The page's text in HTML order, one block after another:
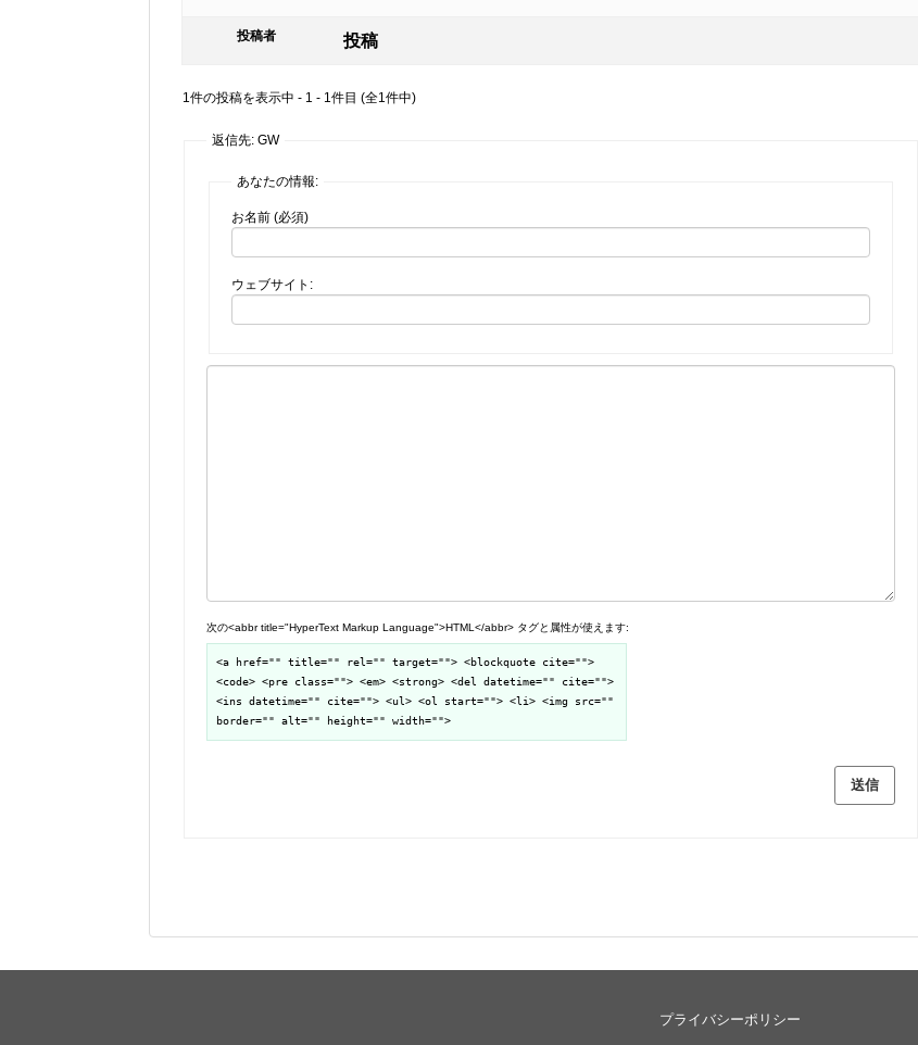
投稿者 投稿
1件の投稿を表示中 - 1 - 1件目 (全1件中)
返信先: GW
あなたの情報:
お名前 (必須)
ウェブサイト:
次の<abbr title="HyperText Markup Language">HTML</abbr> タグと属性が使えます:
<a href="" title="" rel="" target=""> <blockquote cite="">
<code> <pre class=""> <em> <strong> <del datetime="" cite="">
<ins datetime="" cite=""> <ul> <ol start=""> <li> <img src=""
border="" alt="" height="" width="">
送信
プライバシーポリシー